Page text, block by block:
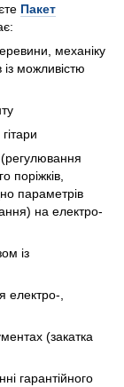
Пакет
механіку
із можливістю
(регулювання
поріжків,
параметрів
на електро-
із
електро-,
(закатка
гарантійного